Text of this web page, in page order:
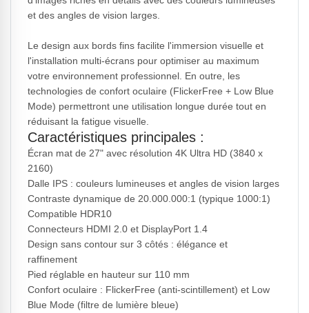
et des angles de vision larges.
Le design aux bords fins facilite l'immersion visuelle et
l'installation multi-écrans pour optimiser au maximum
votre environnement professionnel. En outre, les
technologies de confort oculaire (FlickerFree + Low Blue
Mode) permettront une utilisation longue durée tout en
réduisant la fatigue visuelle.
Caractéristiques principales :
Écran mat de 27" avec résolution 4K Ultra HD (3840 x
2160)
Dalle IPS : couleurs lumineuses et angles de vision larges
Contraste dynamique de 20.000.000:1 (typique 1000:1)
Compatible HDR10
Connecteurs HDMI 2.0 et DisplayPort 1.4
Design sans contour sur 3 côtés : élégance et
raffinement
Pied réglable en hauteur sur 110 mm
Confort oculaire : FlickerFree (anti-scintillement) et Low
Blue Mode (filtre de lumière bleue)